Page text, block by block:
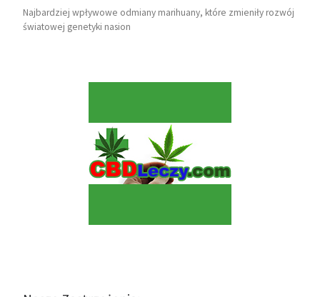
Najbardziej wpływowe odmiany marihuany, które zmieniły rozwój
światowej genetyki nasion